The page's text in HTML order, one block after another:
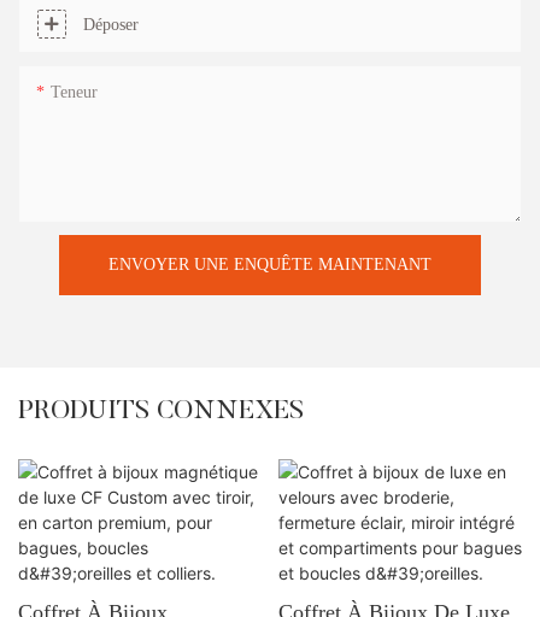
Déposer
Teneur
ENVOYER UNE ENQUÊTE MAINTENANT
PRODUITS CONNEXES
Coffret À Bijoux Coffret À Bijoux De Luxe